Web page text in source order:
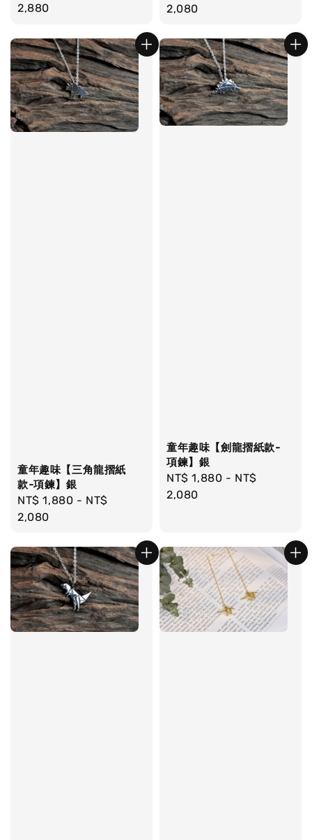
price
2,880
price
2,080
童年趣味【三角龍摺紙
款-項鍊】銀
Regular
price
NT$ 1,880 - NT$
2,080
童年趣味【劍龍摺紙款-
項鍊】銀
Regular
price
NT$ 1,880 - NT$
2,080